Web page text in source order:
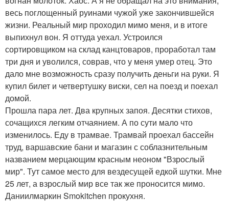
весь поглощенный руинами чужой уже закончившейся
жизни. Реальный мир проходил мимо меня, и в итоге
выпихнул вон. Я оттуда уехал. Устроился
сортировщиком на склад канцтоваров, проработал там
три дня и уволился, соврав, что у меня умер отец. Это
дало мне возможность сразу получить деньги на руки. Я
купил билет и четвертушку виски, сел на поезд и поехал
домой.
Прошла пара лет. Два крупных запоя. Десятки стихов,
сочащихся легким отчаянием. А по сути мало что
изменилось. Еду в трамвае. Трамвай проехал бассейн
труд, варшавские бани и магазин с соблазнительным
названием мерцающим красным неоном "Взрослый
мир". Тут самое место для вездесущей едкой шутки. Мне
25 лет, а взрослый мир все так же проносится мимо.
Даниилмаркин Smokitchen прокухня.